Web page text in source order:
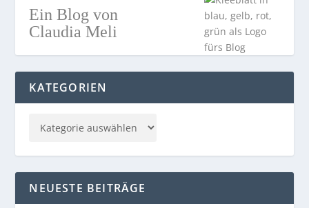
Ein Blog von
Claudia Meli
KATEGORIEN
NEUESTE BEITRÄGE